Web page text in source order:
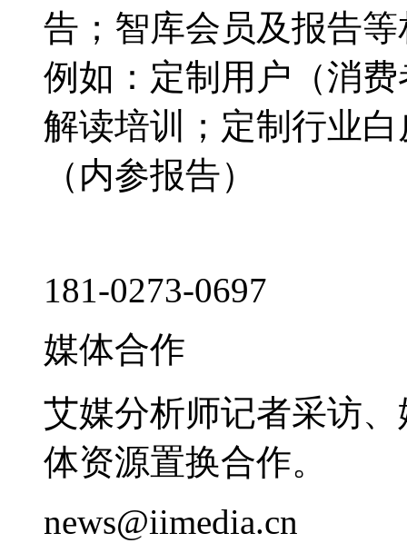
告；智库会员及报告
例如：定制用户（消
解读培训；定制行业
（内参报告）
181-0273-0697
媒体合作
艾媒分析师记者采访
体资源置换合作。
news@iimedia.cn